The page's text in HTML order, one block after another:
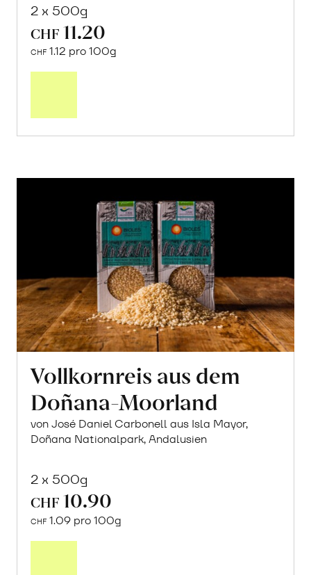
2 x 500g
CHF 11.20
CHF 1.12 pro 100g
Vollkornreis aus dem
Doñana-Moorland
von José Daniel Carbonell aus Isla Mayor,
Doñana Nationalpark, Andalusien
2 x 500g
CHF 10.90
CHF 1.09 pro 100g